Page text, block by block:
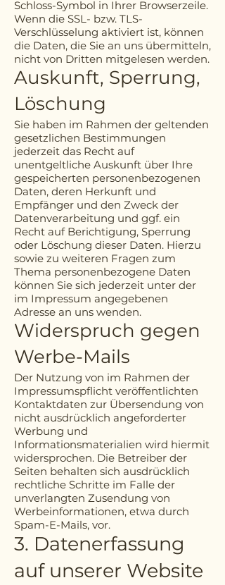
Schloss-Symbol in Ihrer Browserzeile.
Wenn die SSL- bzw. TLS-
Verschlüsselung aktiviert ist, können
die Daten, die Sie an uns übermitteln,
nicht von Dritten mitgelesen werden.
Auskunft, Sperrung,
Löschung
Sie haben im Rahmen der geltenden
gesetzlichen Bestimmungen
jederzeit das Recht auf
unentgeltliche Auskunft über Ihre
gespeicherten personenbezogenen
Daten, deren Herkunft und
Empfänger und den Zweck der
Datenverarbeitung und ggf. ein
Recht auf Berichtigung, Sperrung
oder Löschung dieser Daten. Hierzu
sowie zu weiteren Fragen zum
Thema personenbezogene Daten
können Sie sich jederzeit unter der
im Impressum angegebenen
Adresse an uns wenden.
Widerspruch gegen
Werbe-Mails
Der Nutzung von im Rahmen der
Impressumspflicht veröffentlichten
Kontaktdaten zur Übersendung von
nicht ausdrücklich angeforderter
Werbung und
Informationsmaterialien wird hiermit
widersprochen. Die Betreiber der
Seiten behalten sich ausdrücklich
rechtliche Schritte im Falle der
unverlangten Zusendung von
Werbeinformationen, etwa durch
Spam-E-Mails, vor.
3. Datenerfassung
auf unserer Website